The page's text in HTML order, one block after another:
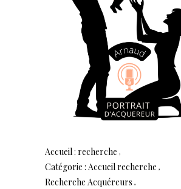
Accueil : recherche
Catégorie : Accueil recherche
Recherche Acquéreurs